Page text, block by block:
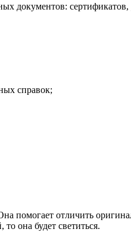
документов:
справок;
помогает отличить
она будет светиться.